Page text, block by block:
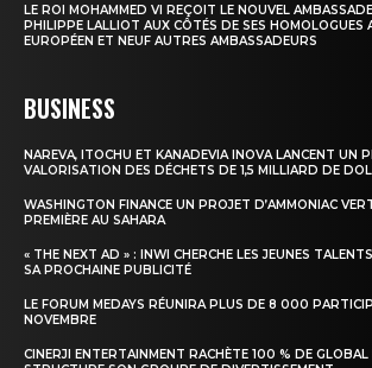
LE ROI MOHAMMED VI REÇOIT LE NOUVEL
PHILIPPE LALLIOT AUX CÔTÉS DE SES HOMOLOGUES
EUROPÉEN ET NEUF AUTRES AMBASSADEURS
BUSINESS
NAREVA, ITOCHU ET KANADEVIA INOVA LANCENT UN
VALORISATION DES DÉCHETS DE 1,5 MILLIARD DE
WASHINGTON FINANCE UN PROJET D’AMMONIAC
PREMIÈRE AU SAHARA
« THE NEXT AD » : INWI CHERCHE LES JEUNES
SA PROCHAINE PUBLICITÉ
LE FORUM MEDAYS RÉUNIRA PLUS DE 8 000
NOVEMBRE
CINERJI ENTERTAINMENT RACHÈTE 100 % DE